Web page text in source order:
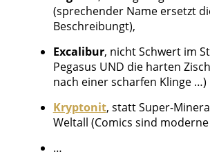
(sprechender Name ersetzt
Beschreibungt),
Excalibur, nicht Schwert im
Pegasus UND die harten
nach einer scharfen Klinge …)
Kryptonit, statt Super-
Weltall (Comics sind
…